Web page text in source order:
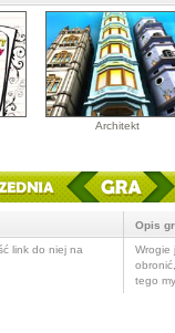
Architekt
link do niej na
Opis
Wrogie
tego